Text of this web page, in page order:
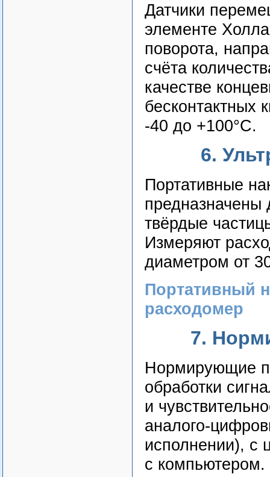
Датчики
элементе
поворота,
счёта
качестве
бесконтактных
-40 до +100°С.
6.
Портативные
предназначены
твёрдые
Измеряют
диаметром от
Портативный
расходомер
7.
Нормирующие
обработки
и
аналого-
исполнении), с
с компьютером.